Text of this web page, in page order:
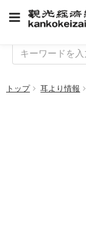
トップ 耳より情報